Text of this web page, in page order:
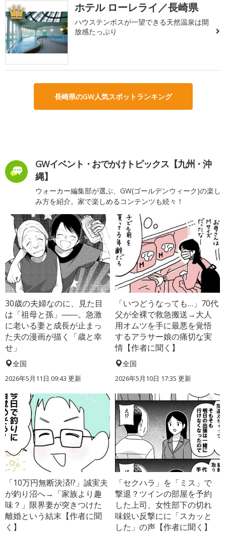
1 ホテル ローレライ／長崎県
ハウステンボスが一望できる天然温泉は開
放感たっぷり
長崎県のGW人気スポットランキング
GWイベント・おでかけトピックス【九州・沖
縄】
ウォーカー編集部が選ぶ、GW(ゴールデンウィーク)の楽し
み方を紹介。家で楽しめるコンテンツも続々！
30歳の夫婦なのに、見た目
は「祖母と孫」――。急激
に老いる妻と成長が止まっ
た夫の漫画が描く「歳と幸
せ」
全国
2026年5月11日 09:43 更新
「いつどうなっても…」70代
父が全裸で救急搬送→大人
用オムツを手に最悪を覚悟
するアラサー娘の痛切な実
情【作者に聞く】
全国
2026年5月10日 17:35 更新
「10万円無断決済!?」誠実夫
が釣り沼へ→「家族より趣
味？」限界妻が突きつけた
離婚という結末【作者に聞
く】
「セクハラ」を「ミス」で
撃退？ツインの部屋を予約
した上司、女性部下の切れ
味鋭い反撃にに「スカッと
した」の声【作者に聞く】